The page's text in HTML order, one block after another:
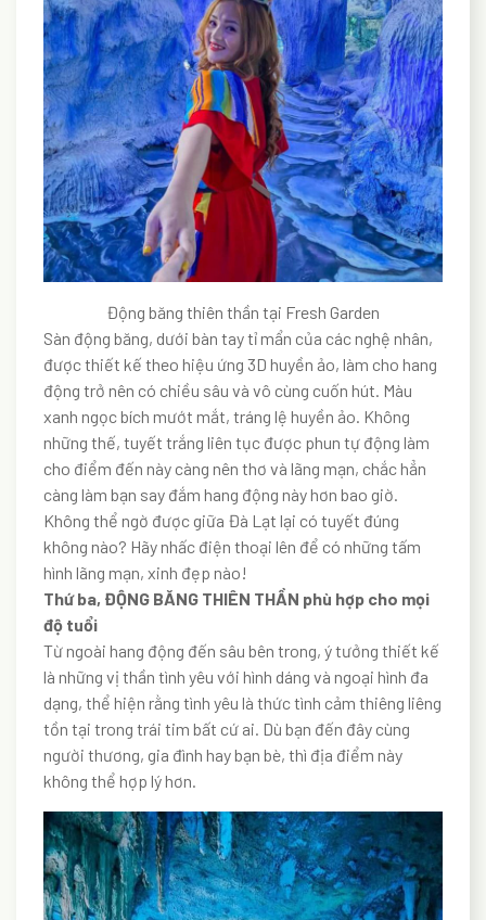
Động băng thiên thần tại Fresh Garden
Sàn động băng, dưới bàn tay tỉ mẩn của các nghệ nhân,
được thiết kế theo hiệu ứng 3D huyền ảo, làm cho hang
động trở nên có chiều sâu và vô cùng cuốn hút. Màu
xanh ngọc bích mướt mắt, tráng lệ huyền ảo. Không
những thế, tuyết trắng liên tục được phun tự động làm
cho điểm đến này càng nên thơ và lãng mạn, chắc hẳn
càng làm bạn say đắm hang động này hơn bao giờ.
Không thể ngờ được giữa Đà Lạt lại có tuyết đúng
không nào? Hãy nhấc điện thoại lên để có những tấm
hình lãng mạn, xinh đẹp nào!
Thứ ba, ĐỘNG BĂNG THIÊN THẦN phù hợp cho mọi
độ tuổi
Từ ngoài hang động đến sâu bên trong, ý tưởng thiết kế
là những vị thần tình yêu với hình dáng và ngoại hình đa
dạng, thể hiện rằng tình yêu là thức tình cảm thiêng liêng
tồn tại trong trái tim bất cứ ai. Dù bạn đến đây cùng
người thương, gia đình hay bạn bè, thì địa điểm này
không thể hợp lý hơn.